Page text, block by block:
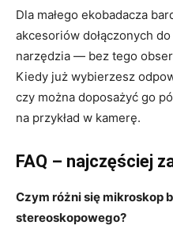
Dla małego ekobadacza
akcesoriów dołączonych
narzędzia — bez tego
Kiedy już wybierzesz
czy można doposażyć go
na przykład w kamerę.
FAQ – najczęściej
Czym różni się mikroskop
stereoskopowego?